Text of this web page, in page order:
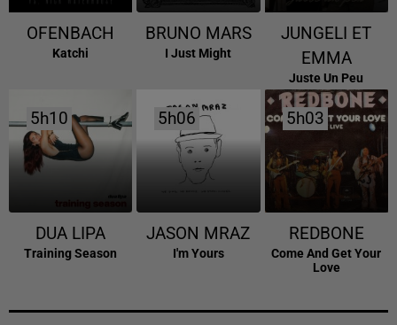
OFENBACH
Katchi
BRUNO MARS
I Just Might
JUNGELI ET
EMMA
Juste Un Peu
5h10
5h10
DUA LIPA
Training Season
5h06
5h06
JASON MRAZ
I'm Yours
5h03
5h03
REDBONE
Come And Get Your
Love